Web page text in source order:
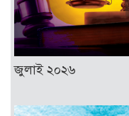
জুলাই ২০২৬